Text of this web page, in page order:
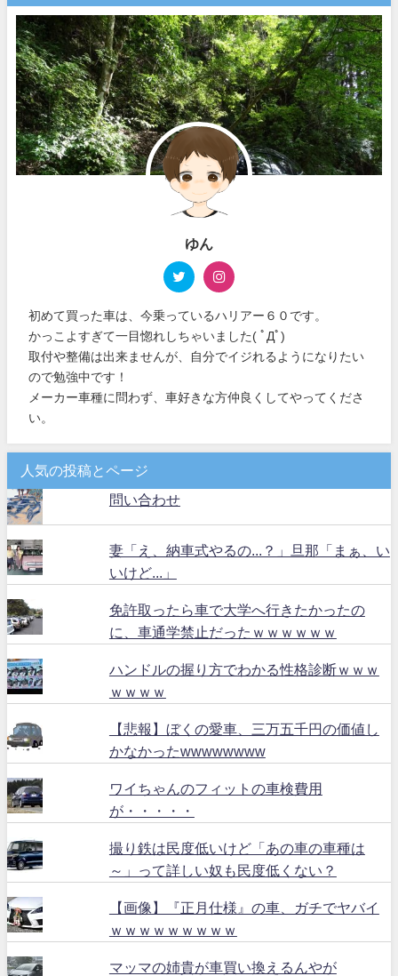
ゆん
初めて買った車は、今乗っているハリアー６０です。
かっこよすぎて一目惚れしちゃいました( ﾟДﾟ)
取付や整備は出来ませんが、自分でイジれるようになりたい
ので勉強中です！
メーカー車種に問わず、車好きな方仲良くしてやってくださ
い。
人気の投稿とページ
問い合わせ
妻「え、納車式やるの...？」旦那「まぁ、い
いけど...」
免許取ったら車で大学へ行きたかったの
に、車通学禁止だったｗｗｗｗｗｗ
ハンドルの握り方でわかる性格診断ｗｗｗ
ｗｗｗｗ
【悲報】ぼくの愛車、三万五千円の価値し
かなかったwwwwwwww
ワイちゃんのフィットの車検費用
が・・・・・
撮り鉄は民度低いけど「あの車の車種は
～」って詳しい奴も民度低くない？
【画像】『正月仕様』の車、ガチでヤバイ
ｗｗｗｗｗｗｗｗｗ
マッマの姉貴が車買い換えるんやが